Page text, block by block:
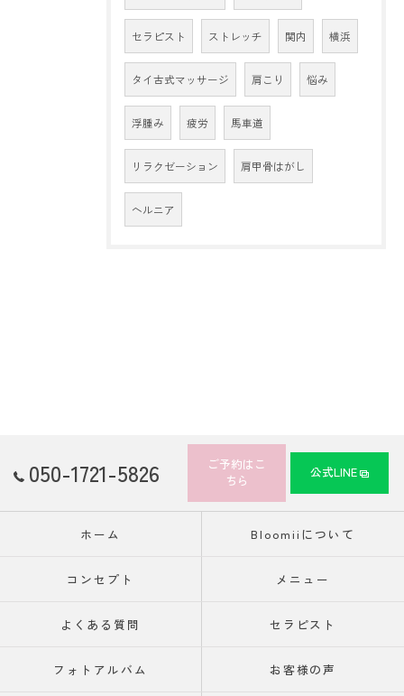
セラピスト ストレッチ 関内 横浜
タイ古式マッサージ 肩こり 悩み
浮腫み 疲労 馬車道
リラクゼーション 肩甲骨はがし
ヘルニア
050-1721-5826
ご予約はこ
ちら
公式LINE
ホーム Bloomiiについて
コンセプト メニュー
よくある質問 セラピスト
フォトアルバム お客様の声